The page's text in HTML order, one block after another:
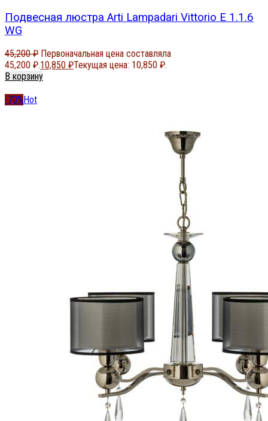
Подвесная люстра Arti Lampadari Vittorio E 1.1.6
WG
45,200₽ Первоначальная цена составляла
45,200 ₽.10,850 ₽Текущая цена: 10,850 ₽.
В корзину
-70% Hot